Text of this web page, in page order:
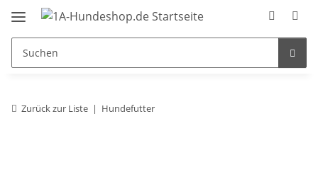
Zurück zur Liste Hundefutter